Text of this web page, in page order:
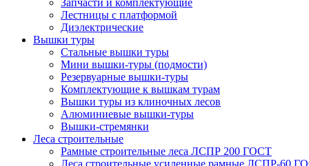
Запчасти и комплектующие
Лестницы с платформой
Диэлектрические
Вышки туры
Стальные вышки туры
Мини вышки-туры (подмости)
Резервуарные вышки-туры
Комплектующие к вышкам турам
Вышки туры из клиночных лесов
Алюминиевые вышки-туры
Вышки-стремянки
Леса строительные
Рамные строительные леса ЛСПР 200 ГОСТ
Леса строительные усиленные рамные ЛСПР-60